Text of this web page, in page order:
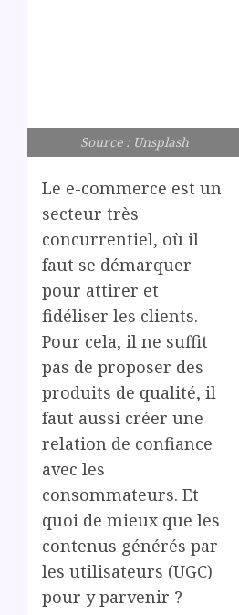
Source : Unsplash
Le e-commerce est un
secteur très
concurrentiel, où il
faut se démarquer
pour attirer et
fidéliser les clients.
Pour cela, il ne suffit
pas de proposer des
produits de qualité, il
faut aussi créer une
relation de confiance
avec les
consommateurs. Et
quoi de mieux que les
contenus générés par
les utilisateurs (UGC)
pour y parvenir ?